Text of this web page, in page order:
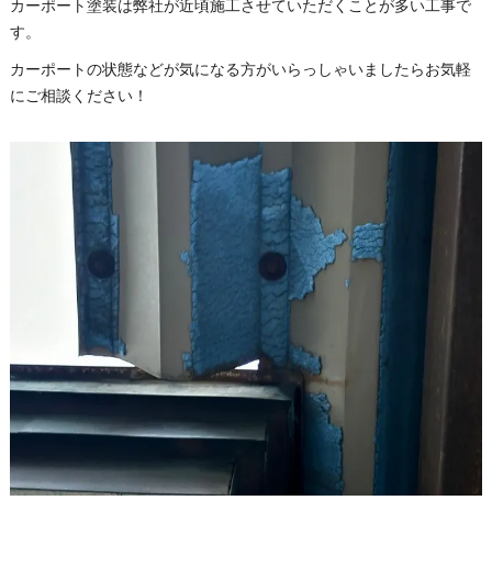
カーポート塗装は弊社が近頃施工させていただくことが多い工事で
す。
カーポートの状態などが気になる方がいらっしゃいましたらお気軽
にご相談ください！